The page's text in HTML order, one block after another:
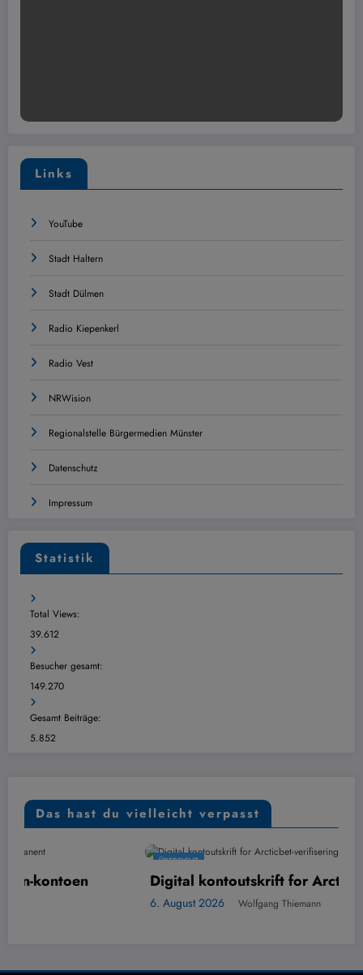
Links
YouTube
Stadt Haltern
Stadt Dülmen
Radio Kiepenkerl
Radio Vest
NRWision
Regionalstelle Bürgermedien Münster
Datenschutz
Impressum
Statistik
Total Views:
39.612
Besucher gesamt:
149.270
Gesamt Beiträge:
5.852
Das hast du vielleicht verpasst
Digital kontoutskrift for Arcticbet-verifisering
Wolfgang Thiemann